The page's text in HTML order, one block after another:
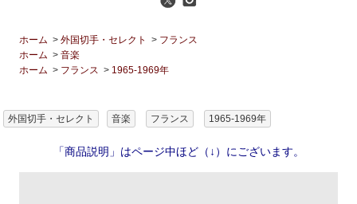
ホーム >外国切手・セレクト > フランス
ホーム >音楽
ホーム > フランス > 1965-1969年
外国切手・セレクト 音楽 フランス 1965-1969年
「商品説明」はページ中ほど（↓）にございます。